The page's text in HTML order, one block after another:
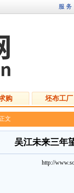
服 务
购 坯布工厂
文
吴江未来三年
http://